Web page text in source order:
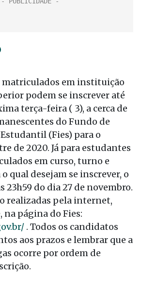
matriculados em instituição
podem se inscrever até
terça-feira ( 3), a cerca de
do Fundo de
(Fies) para o
de 2020. Já para estudantes
em curso, turno e
qual desejam se inscrever, o
23h59 do dia 27 de novembro.
realizadas pela internet,
página do Fies:
. Todos os candidatos
aos prazos e lembrar que a
ocorre por ordem de